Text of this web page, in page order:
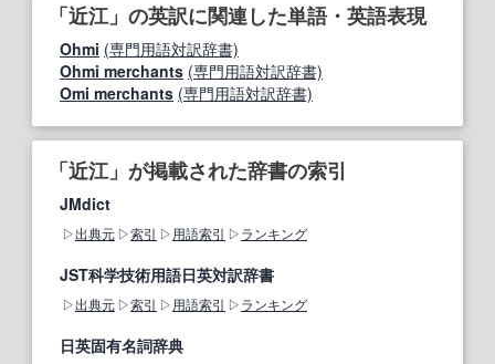
「近江」の英訳に関連した単語・英語表現
Ohmi (専門用語対訳辞書)
Ohmi merchants (専門用語対訳辞書)
Omi merchants (専門用語対訳辞書)
「近江」が掲載された辞書の索引
JMdict
出典元 索引 用語索引 ランキング
JST科学技術用語日英対訳辞書
出典元 索引 用語索引 ランキング
日英固有名詞辞典